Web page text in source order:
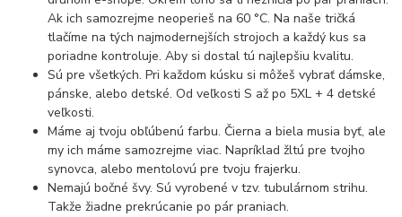
Ak ich samozrejme neoperieš na 60 °C. Na naše tričká
tlačíme na tých najmodernejších strojoch a každý kus sa
poriadne kontroluje. Aby si dostal tú najlepšiu kvalitu.
Sú pre všetkých. Pri každom kúsku si môžeš vybrať dámske,
pánske, alebo detské. Od veľkosti S až po 5XL + 4 detské
veľkosti.
Máme aj tvoju obľúbenú farbu. Čierna a biela musia byť, ale
my ich máme samozrejme viac. Napríklad žltú pre tvojho
synovca, alebo mentolovú pre tvoju frajerku.
Nemajú bočné švy. Sú vyrobené v tzv. tubulárnom strihu.
Takže žiadne prekrúcanie po pár praniach.